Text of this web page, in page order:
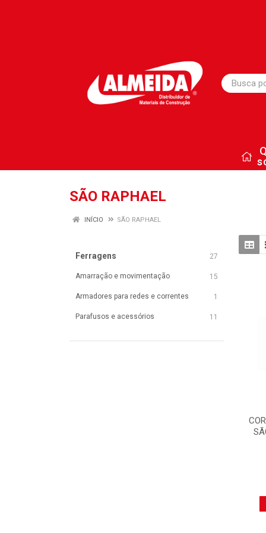
SÃO RAPHAEL
INÍCIO SÃO RAPHAEL
Ferragens 27
Amarração e movimentação 15
Armadores para redes e correntes 1
Parafusos e acessórios 11